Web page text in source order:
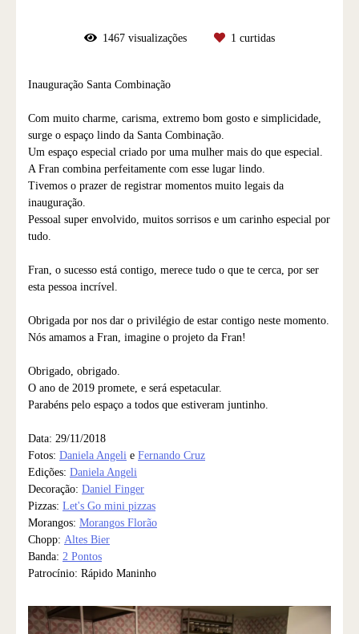
1467 visualizações 1 curtidas
Inauguração Santa Combinação
Com muito charme, carisma, extremo bom gosto e simplicidade,
surge o espaço lindo da Santa Combinação.
Um espaço especial criado por uma mulher mais do que especial.
A Fran combina perfeitamente com esse lugar lindo.
Tivemos o prazer de registrar momentos muito legais da
inauguração.
Pessoal super envolvido, muitos sorrisos e um carinho especial por
tudo.
Fran, o sucesso está contigo, merece tudo o que te cerca, por ser
esta pessoa incrível.
Obrigada por nos dar o privilégio de estar contigo neste momento.
Nós amamos a Fran, imagine o projeto da Fran!
Obrigado, obrigado.
O ano de 2019 promete, e será espetacular.
Parabéns pelo espaço a todos que estiveram juntinho.
Data: 29/11/2018
Fotos: Daniela Angeli e Fernando Cruz
Edições: Daniela Angeli
Decoração: Daniel Finger
Pizzas: Let's Go mini pizzas
Morangos: Morangos Florão
Chopp: Altes Bier
Banda: 2 Pontos
Patrocínio: Rápido Maninho